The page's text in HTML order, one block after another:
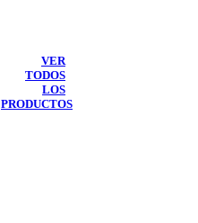
VER
TODOS
LOS
PRODUCTOS